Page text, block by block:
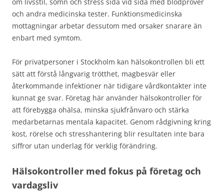
och andra medicinska tester. Funktionsmedicinska
mottagningar arbetar dessutom med orsaker snarare än
enbart med symtom.
För privatpersoner i Stockholm kan hälsokontrollen bli ett
sätt att förstå långvarig trötthet, magbesvär eller
återkommande infektioner när tidigare vårdkontakter inte
kunnat ge svar. Företag här använder hälsokontroller för
att förebygga ohälsa, minska sjukfrånvaro och stärka
medarbetarnas mentala kapacitet. Genom rådgivning kring
kost, rörelse och stresshantering blir resultaten inte bara
siffror utan underlag för verklig förändring.
Hälsokontroller med fokus på företag och
vardagsliv